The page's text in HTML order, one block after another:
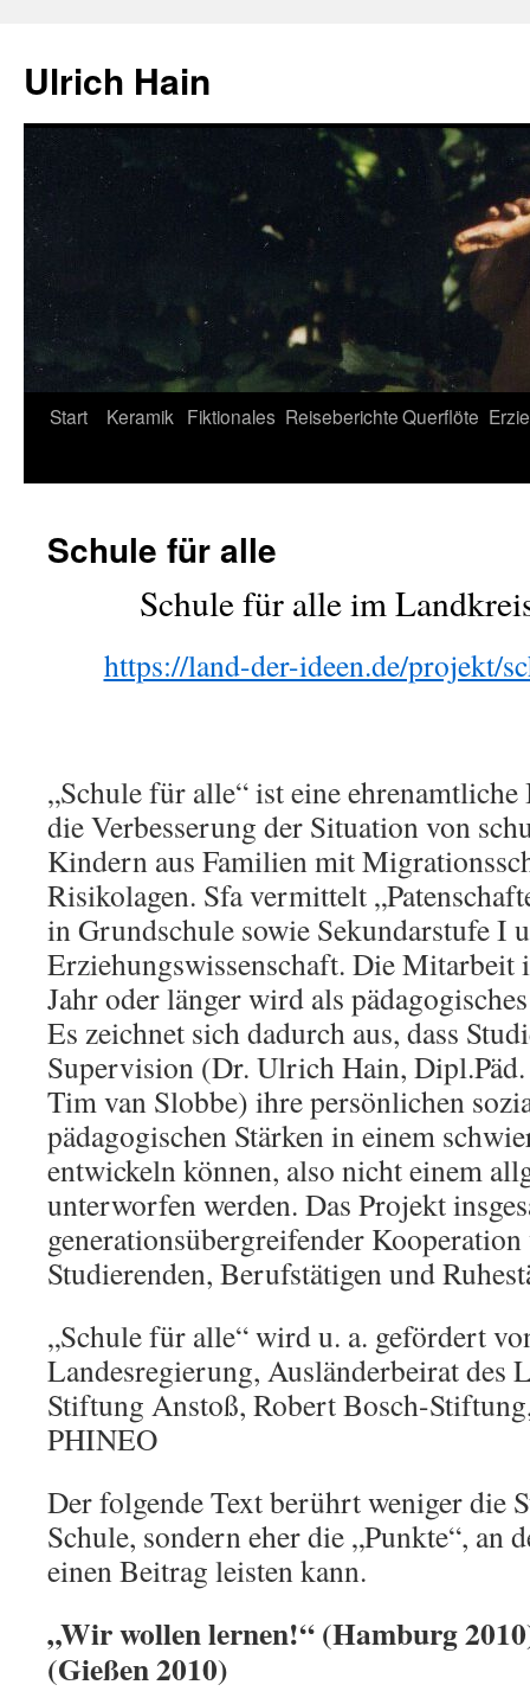
springen
Ulrich Hain
Start Keramik Fiktionales ReiseberichteQuerflöte
Schule für alle
Schule für alle im
https://land-der-ideen.de/projekt/
„Schule für alle“ ist eine
die Verbesserung der Situation von
Kindern aus Familien mit
Risikolagen. Sfa vermittelt
in Grundschule sowie Sekundarstufe I
Erziehungswissenschaft. Die Mitarbeit
Jahr oder länger wird als
Es zeichnet sich dadurch aus, dass
Supervision (Dr. Ulrich Hain,
Tim van Slobbe) ihre persönlichen
pädagogischen Stärken in einem
entwickeln können, also nicht einem
unterworfen werden. Das Projekt
generationsübergreifender
Studierenden, Berufstätigen und
„Schule für alle“ wird u. a. gefördert
Landesregierung, Ausländerbeirat des
Stiftung Anstoß, Robert Bosch-
PHINEO
Der folgende Text berührt weniger die
Schule, sondern eher die „Punkte“, an
einen Beitrag leisten kann.
„Wir wollen lernen!“ (Hamburg
(Gießen 2010)